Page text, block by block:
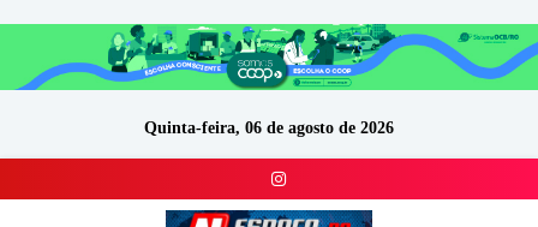
Quinta-feira, 06 de agosto de 2026